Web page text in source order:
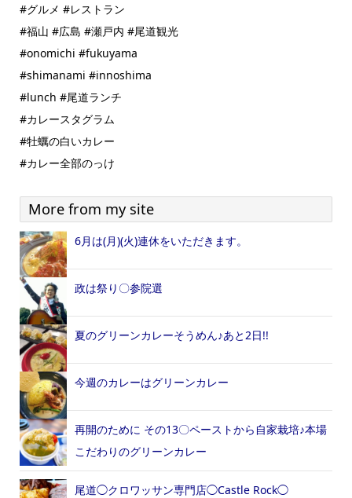
#グルメ #レストラン
#福山 #広島 #瀬戸内 #尾道観光
#onomichi #fukuyama
#shimanami #innoshima
#lunch #尾道ランチ
#カレースタグラム
#牡蠣の白いカレー
#カレー全部のっけ
More from my site
6月は(月)(火)連休をいただきます。
政は祭り〇参院選
夏のグリーンカレーそうめん♪あと2日!!
今週のカレーはグリーンカレー
再開のために その13〇ペーストから自家栽培♪本場
こだわりのグリーンカレー
尾道◯クロワッサン専門店◯Castle Rock◯